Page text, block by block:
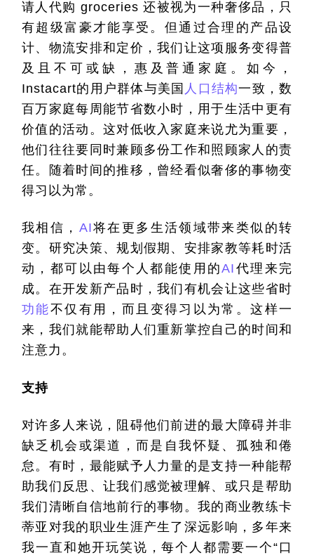
请人代购 groceries 还被视为一种奢侈品，只
有超级富豪才能享受。但通过合理的产品设
计、物流安排和定价，我们让这项服务变得普
及且不可或缺，惠及普通家庭。如今，
Instacart的用户群体与美国 人口结构一致，数
百万家庭每周能节省数小时，用于生活中更有
价值的活动。这对低收入家庭来说尤为重要，
他们往往要同时兼顾多份工作和照顾家人的责
任。随着时间的推移，曾经看似奢侈的事物变
得习以为常。
我相信， AI将在更多生活领域带来类似的转
变。研究决策、规划假期、安排家教等耗时活
动，都可以由每个人都能使用的AI 代理来完
成。在开发新产品时，我们有机会让这些省时
功能不仅有用，而且变得习以为常。这样一
来，我们就能帮助人们重新掌控自己的时间和
注意力。
支持
对许多人来说，阻碍他们前进的最大障碍并非
缺乏机会或渠道，而是自我怀疑、孤独和倦
怠。有时，最能赋予人力量的是支持一种能帮
助我们反思、让我们感觉被理解、或只是帮助
我们清晰自信地前行的事物。我的商业教练卡
蒂亚对我的职业生涯产生了深远影响，多年来
我一直和她开玩笑说，每个人都需要一个“ 口